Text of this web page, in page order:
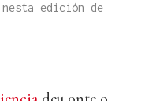
nesta edición de